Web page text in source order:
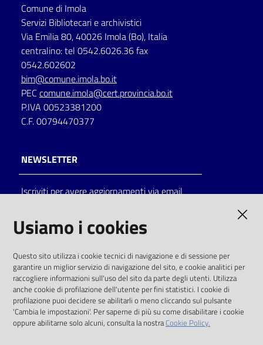
Comune di Imola
Servizi Bibliotecari e archivistici
Via Emilia 80, 40026 Imola (Bo), Italia
centralino: tel 0542.6026.36 fax
0542.602602
bim@comune.imola.bo.it
PEC comune.imola@cert.provincia.bo.it
P.IVA 00523381200
C.F. 00794470377
NEWSLETTER
Iscriviti per avere aggiornamenti via email
solo alle condizioni previste dalla direttiva
comunitaria 2003/98/CE e dal d.lgs. 36/2006
SOCIAL
Instagram
Usiamo i cookies
Questo sito utilizza i cookie tecnici di navigazione e di sessione per
garantire un miglior servizio di navigazione del sito, e cookie analitici per
raccogliere informazioni sull'uso del sito da parte degli utenti. Utilizza
anche cookie di profilazione dell'utente per fini statistici. I cookie di
profilazione puoi decidere se abilitarli o meno cliccando sul pulsante
'Cambia le impostazioni'. Per saperne di più su come disabilitare i cookie
oppure abilitarne solo alcuni, consulta la nostraCookie Policy.